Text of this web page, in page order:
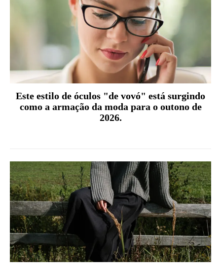
Este estilo de óculos "de vovó" está surgindo
como a armação da moda para o outono de
2026.